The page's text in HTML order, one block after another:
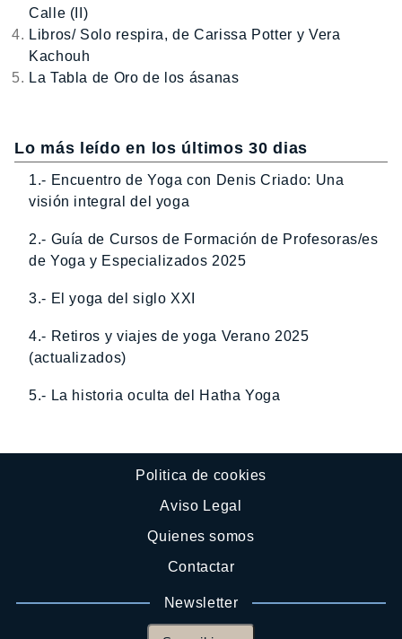
Calle (II)
Libros/ Solo respira, de Carissa Potter y Vera
Kachouh
La Tabla de Oro de los ásanas
Lo más leído en los últimos 30 dias
1.- Encuentro de Yoga con Denis Criado: Una
visión integral del yoga
2.- Guía de Cursos de Formación de Profesoras/es
de Yoga y Especializados 2025
3.- El yoga del siglo XXI
4.- Retiros y viajes de yoga Verano 2025
(actualizados)
5.- La historia oculta del Hatha Yoga
Politica de cookies
Aviso Legal
Quienes somos
Contactar
Newsletter